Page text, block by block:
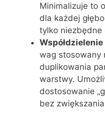
Minimalizuje to
dla każdej
tylko niezbędne
wag stosowany
duplikowania
warstwy.
dostosowanie
bez